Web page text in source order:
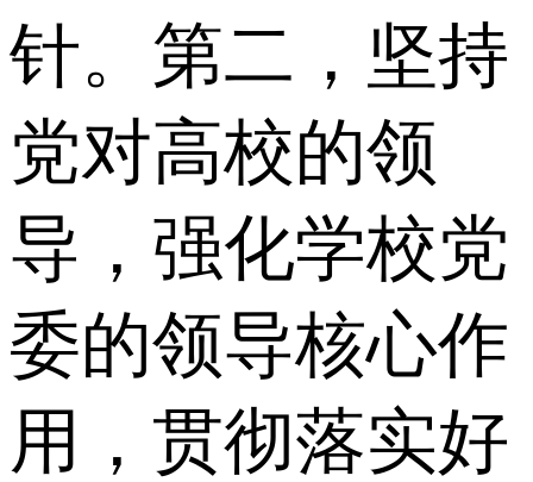
针。第二，坚持
党对高校的领
导，强化学校党
委的领导核心作
用，贯彻落实好